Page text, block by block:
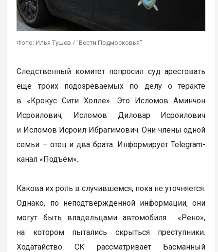
Фото: Илья Тушев / "Вести Подмосковья"
Следственный комитет попросил суд арестовать
еще троих подозреваемых по делу о теракте
в «Крокус Сити Холле». Это Исломов Аминчон
Исроилович, Исломов Диловар Исроилович
и Исломов Исроил Ибрагимович. Они члены одной
семьи – отец и два брата. Информирует Telegram-
канал «Подъём».
Какова их роль в случившемся, пока не уточняется.
Однако, по неподтвержденной информации, они
могут быть владельцами автомобиля «Рено»,
на котором пытались скрыться преступники.
Ходатайство СК рассматривает Басманный